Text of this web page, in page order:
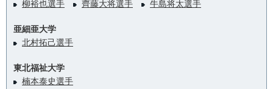
柳裕也選手
齊藤大将選手 牛島将太選手
亜細亜大学
北村拓己選手
東北福祉大学
楠本泰史選手